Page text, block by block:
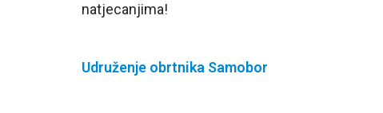
natjecanjima!
Udruženje obrtnika Samobor